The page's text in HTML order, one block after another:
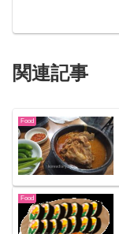
関連記事
Food
Food